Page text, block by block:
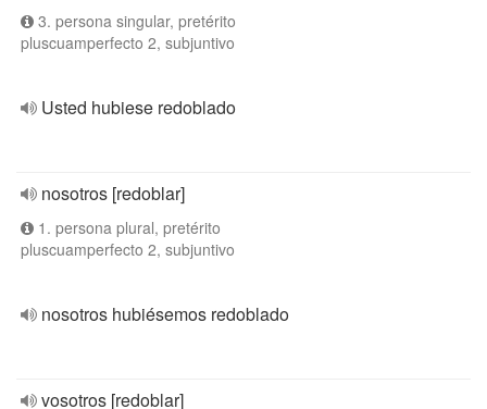
3. persona singular, pretérito
pluscuamperfecto 2, subjuntivo
Usted hubiese redoblado
nosotros [redoblar]
1. persona plural, pretérito
pluscuamperfecto 2, subjuntivo
nosotros hubiésemos redoblado
vosotros [redoblar]